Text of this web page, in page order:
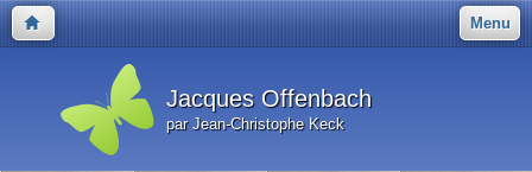
Menu
Jacques Offenbach
par Jean-Christophe Keck